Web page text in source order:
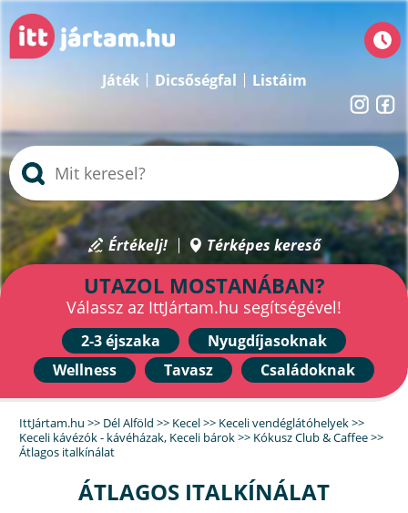
Játék Dicsőségfal Listáim
Értékelj! Térképes kereső
UTAZOL MOSTANÁBAN?
Válassz az IttJártam.hu segítségével!
2-3 éjszaka
Nyugdíjasoknak
Wellness
Tavasz Családoknak
IttJártam.hu >> Dél Alföld >> Kecel>> Keceli vendéglátóhelyek>>
Keceli kávézók - kávéházak, Keceli bárok>> Kókusz Club & Caffee>>
Átlagos italkínálat
ÁTLAGOS ITALKÍNÁLAT